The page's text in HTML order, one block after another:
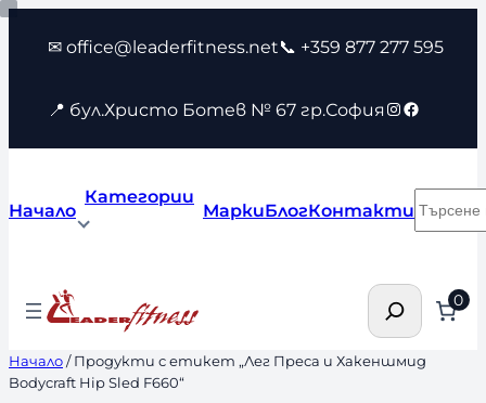
Към
съдържанието
✉ office@leaderfitness.net📞 +359 877 277 595
📍 бул.Христо Ботев № 67 гр.София Instagram
Facebook
Начало
Категории
МаркиБлогКонтакти
Търсене 0
Начало/ Продукти с етикет „Лег Преса и Хакеншмид
Bodycraft Hip Sled F660“